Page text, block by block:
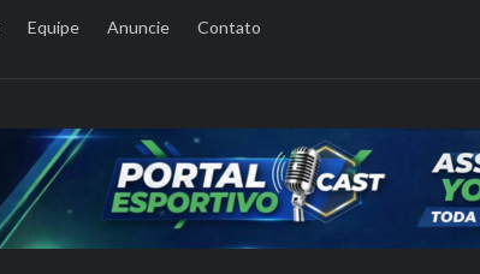
Equipe Anuncie Contato